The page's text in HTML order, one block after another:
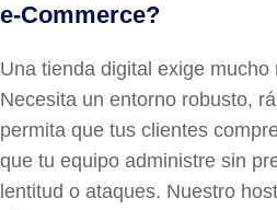
e-Commerce?
Una tienda digital exige
Necesita un entorno robusto,
permita que tus clientes
que tu equipo administre sin
lentitud o ataques. Nuestro